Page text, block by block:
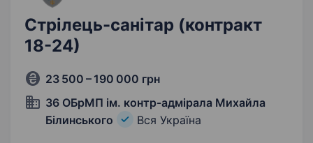
Стрілець-санітар (контракт
18-24)
23 500 – 190 000 грн
36 ОБрМП ім. контр-адмірала Михайла
Білинського
Вся Україна